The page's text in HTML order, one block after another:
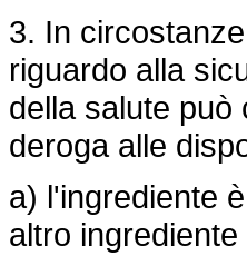
3. In
riguardo alla
della salute può
deroga alle
a) l'ingrediente
altro